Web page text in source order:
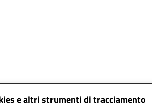
e altri strumenti di tracciamento